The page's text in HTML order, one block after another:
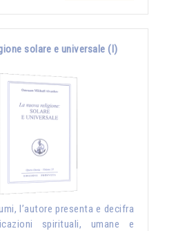
solare e universale (I)
l’autore presenta e decifra
spirituali, umane e